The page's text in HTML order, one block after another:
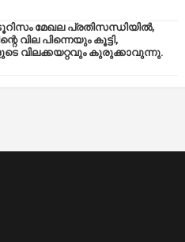
മേഖല പ്രതിസന്ധിയിൽ,
വില പിന്നെയും കൂട്ടി,
വിലക്കയറ്റവും കുരുക്കാവുന്നു.